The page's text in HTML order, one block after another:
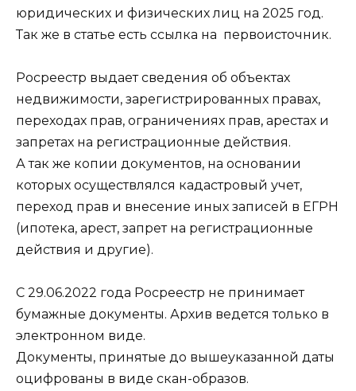
юридических и физических лиц на 2025 год.
Так же в статье есть ссылка на первоисточник.
Росреестр выдает сведения об объектах
недвижимости, зарегистрированных правах,
переходах прав, ограничениях прав, арестах и
запретах на регистрационные действия.
А так же копии документов, на основании
которых осуществлялся кадастровый учет,
переход прав и внесение иных записей в ЕГРН
(ипотека, арест, запрет на регистрационные
действия и другие).
С 29.06.2022 года Росреестр не принимает
бумажные документы. Архив ведется только в
электронном виде.
Документы, принятые до вышеуказанной даты
оцифрованы в виде скан-образов.